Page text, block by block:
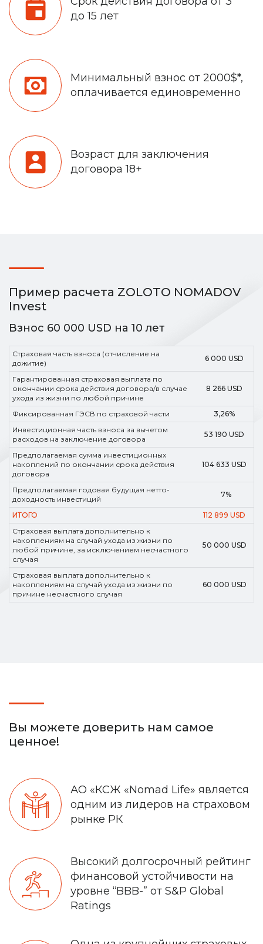
до 15 лет
Минимальный взнос от 2000$*,
оплачивается единовременно
Возраст для заключения
договора 18+
Пример расчета ZOLOTO NOMADOV
Invest
Взнос 60 000 USD на 10 лет
Страховая часть взноса (отчисление на
дожитие)
6 000 USD
Гарантированная страховая выплата по
окончании срока действия договора/в случае
ухода из жизни по любой причине
8 266 USD
Фиксированная ГЭСВ по страховой части
3,26%
Инвестиционная часть взноса за вычетом
расходов на заключение договора
53 190 USD
Предполагаемая сумма инвестиционных
накоплений по окончании срока действия
договора
104 633 USD
Предполагаемая годовая будущая нетто-
доходность инвестиций
7%
ИТОГО
112 899 USD
Страховая выплата дополнительно к
накоплениям на случай ухода из жизни по
любой причине, за исключением несчастного
случая
50 000 USD
Страховая выплата дополнительно к
накоплениям на случай ухода из жизни по
причине несчастного случая
60 000 USD
Вы можете доверить нам самое
ценное!
АО «КСЖ «Nomad Life» является
одним из лидеров на страховом
рынке РК
Высокий долгосрочный рейтинг
финансовой устойчивости на
уровне “BBB-” от S&P Global
Ratings